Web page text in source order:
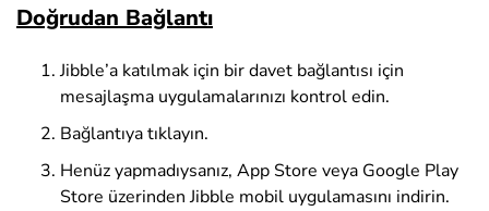
Doğrudan Bağlantı
Jibble’a katılmak için bir davet bağlantısı için
mesajlaşma uygulamalarınızı kontrol edin.
Bağlantıya tıklayın.
Henüz yapmadıysanız, App Store veya Google Play
Store üzerinden Jibble mobil uygulamasını indirin.